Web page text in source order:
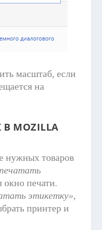
масштаб, если
на
MOZILLA
нужных товаров
окно печати.
этикетку»,
принтер и